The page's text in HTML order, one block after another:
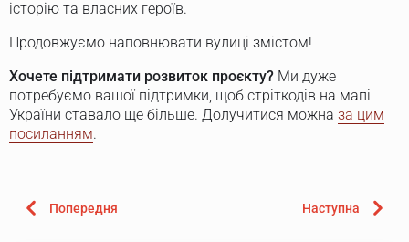
історію та власних героїв.
Продовжуємо наповнювати вулиці змістом!
Хочете підтримати розвиток проєкту? Ми дуже
потребуємо вашої підтримки, щоб стріткодів на мапі
України ставало ще більше. Долучитися можна за цим
посиланням.
Попередня Наступна